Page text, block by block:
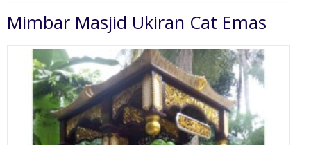
Mimbar Masjid Ukiran Cat Emas